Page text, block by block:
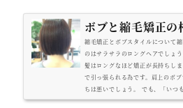
ボブと縮毛矯正の
縮毛矯正とボブスタイルについて
のはサラサラのロングヘアでしょ
髪はロングなほど矯正が長持ちし
で引っ張られる為です。肩上のボ
ちは悪いでしょう。 でも、「いつ
たいんです。」 そういうお客さん